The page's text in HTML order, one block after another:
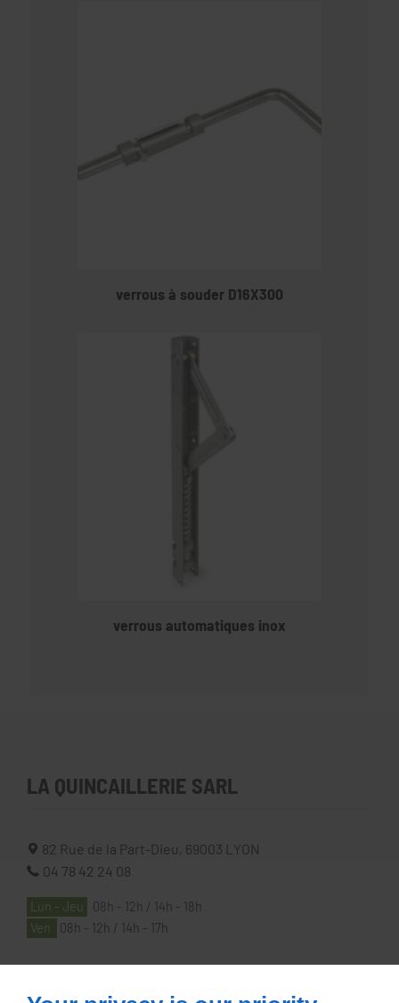
verrous à souder D16X300
verrous automatiques inox
LA QUINCAILLERIE SARL
82 Rue de la Part-Dieu, 69003
LYON
04 78 42 24 08
Lun - Jeu
08h - 12h / 14h - 18h
Ven
08h - 12h / 14h - 17h
À PROPOS